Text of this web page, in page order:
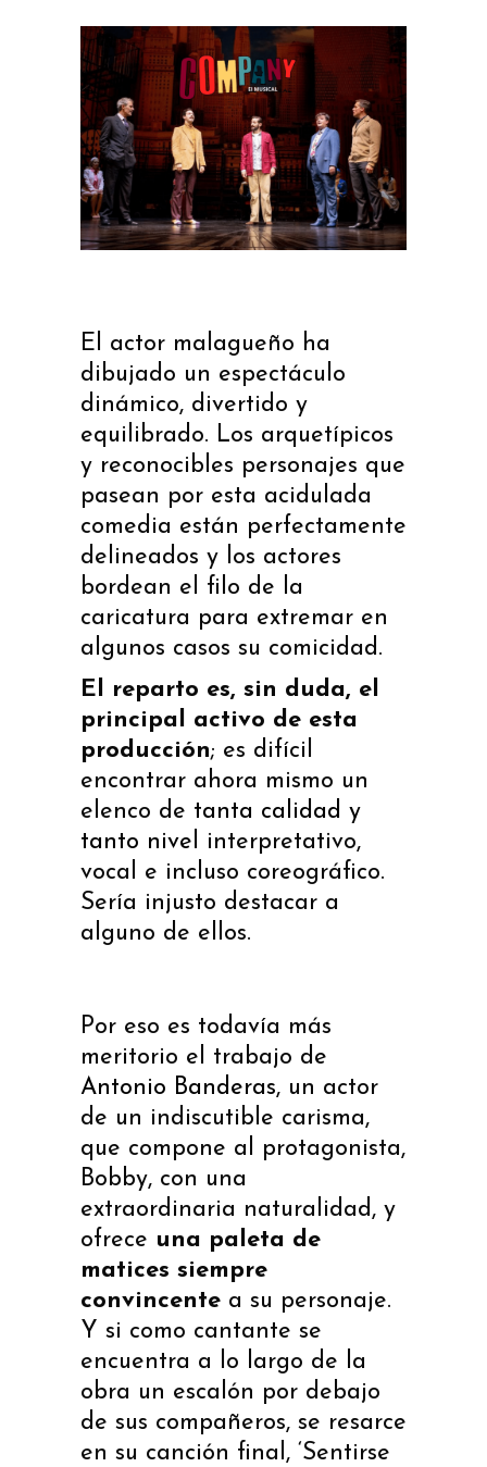
El actor malagueño ha
dibujado un espectáculo
dinámico, divertido y
equilibrado. Los arquetípicos
y reconocibles personajes que
pasean por esta acidulada
comedia están perfectamente
delineados y los actores
bordean el filo de la
caricatura para extremar en
algunos casos su comicidad.
El reparto es, sin duda, el
principal activo de esta
producción; es difícil
encontrar ahora mismo un
elenco de tanta calidad y
tanto nivel interpretativo,
vocal e incluso coreográfico.
Sería injusto destacar a
alguno de ellos.
Por eso es todavía más
meritorio el trabajo de
Antonio Banderas, un actor
de un indiscutible carisma,
que compone al protagonista,
Bobby, con una
extraordinaria naturalidad, y
ofrece una paleta de
matices siempre
convincente a su personaje.
Y si como cantante se
encuentra a lo largo de la
obra un escalón por debajo
de sus compañeros, se resarce
en su canción final, ‘Sentirse